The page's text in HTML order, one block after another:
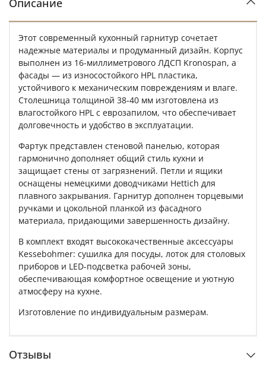
Этот современный кухонный гарнитур сочетает
надежные материалы и продуманный дизайн. Корпус
выполнен из 16-миллиметрового ЛДСП Kronospan, а
фасады — из износостойкого HPL пластика,
устойчивого к механическим повреждениям и влаге.
Столешница толщиной 38-40 мм изготовлена из
влагостойкого HPL с еврозапилом, что обеспечивает
долговечность и удобство в эксплуатации.
Фартук представлен стеновой панелью, которая
гармонично дополняет общий стиль кухни и
защищает стены от загрязнений. Петли и ящики
оснащены немецкими доводчиками Hettich для
плавного закрывания. Гарнитур дополнен торцевыми
ручками и цокольной планкой из фасадного
материала, придающими завершенность дизайну.
В комплект входят высококачественные аксессуары
Kessebohmer: сушилка для посуды, лоток для столовых
приборов и LED-подсветка рабочей зоны,
обеспечивающая комфортное освещение и уютную
атмосферу на кухне.
Изготовление по индивидуальным размерам.
Отзывы